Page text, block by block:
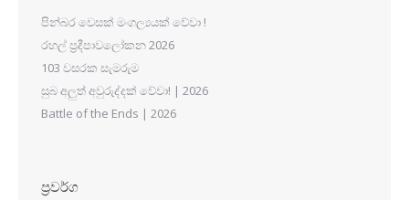
පින්බර වෙසක් මංගල්‍යයක් වේවා !
රහල් ප්‍රදීපාවලෝකන 2026
103 වසරක සැමරුම
සුබ අලුත් අවුරුද්දක් වේවා! | 2026
Battle of the Ends | 2026
ප්‍රවර්ග